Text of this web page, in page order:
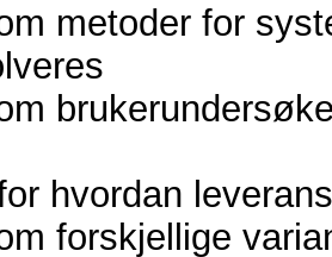
metoder for
hvordan
forskjellige